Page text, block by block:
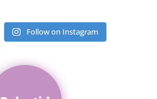
Follow on Instagram